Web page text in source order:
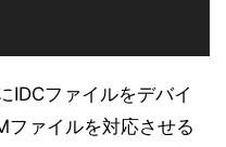
IDCファイルをデバイ
ファイルを対応させる